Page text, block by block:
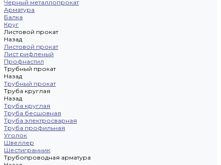
Черный металлопрокат
Арматура
Балка
Круг
Листовой прокат
Назад
Листовой прокат
Лист рифленый
Профнастил
Трубный прокат
Назад
Трубный прокат
Труба круглая
Назад
Труба круглая
Труба бесшовная
Труба электросварная
Труба профильная
Уголок
Швеллер
Шестигранник
Трубопроводная арматура